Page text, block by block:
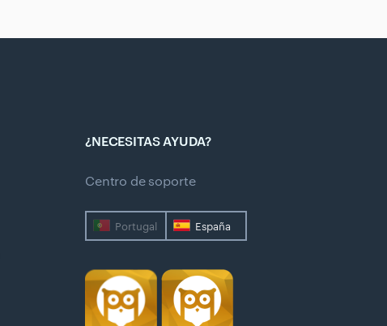
¿NECESITAS AYUDA?
Centro de soporte
Portugal España